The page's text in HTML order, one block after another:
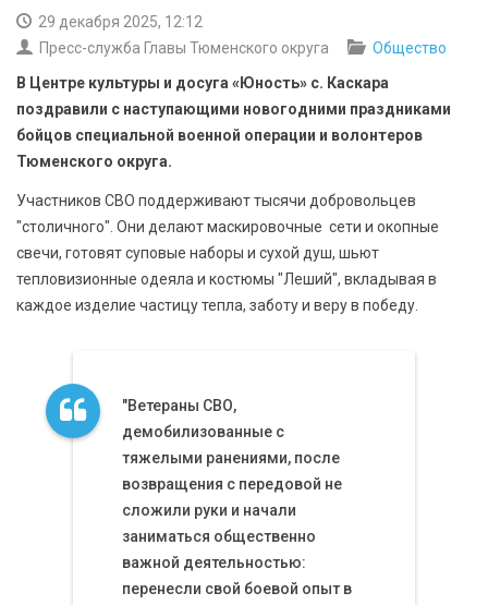
29 декабря 2025, 12:12
Пресс-служба Главы Тюменского округа
Общество
В Центре культуры и досуга «Юность» с. Каскара
поздравили с наступающими новогодними праздниками
бойцов специальной военной операции и волонтеров
Тюменского округа.
Участников СВО поддерживают тысячи добровольцев
"столичного". Они делают маскировочные сети и окопные
свечи, готовят суповые наборы и сухой душ, шьют
тепловизионные одеяла и костюмы "Леший", вкладывая в
каждое изделие частицу тепла, заботу и веру в победу.
"Ветераны СВО,
демобилизованные с
тяжелыми ранениями, после
возвращения с передовой не
сложили руки и начали
заниматься общественно
важной деятельностью:
перенесли свой боевой опыт в